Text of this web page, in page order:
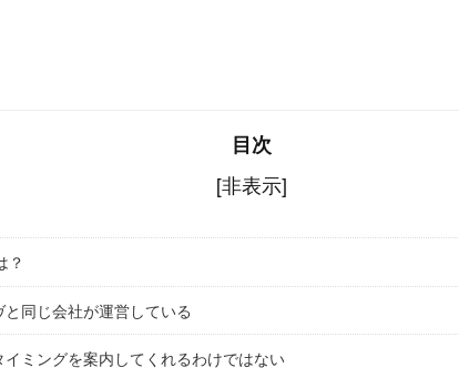
目次
[非表示]
？
同じ会社が運営している
ミングを案内してくれるわけではない